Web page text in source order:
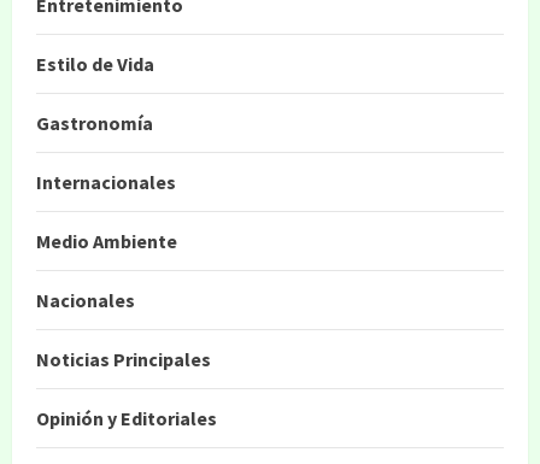
Entretenimiento
Estilo de Vida
Gastronomía
Internacionales
Medio Ambiente
Nacionales
Noticias Principales
Opinión y Editoriales